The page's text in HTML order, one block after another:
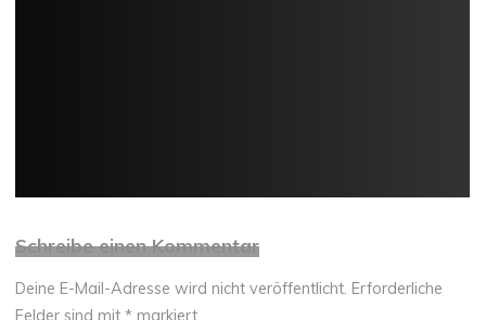
Schreibe einen Kommentar
Deine E-Mail-Adresse wird nicht veröffentlicht. Erforderliche
Felder sind mit* markiert